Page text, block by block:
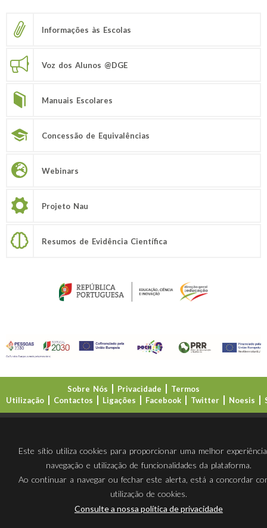
Informações às Escolas
Voz dos Alunos @DGE
Manuais Escolares
Concessão de Equivalências
Webinars
Projeto Nau
Resumos de Evidência Científica
Sobre Nós Privacidade
Termos
Utilização
Contactos Ligações Facebook Twitter Noesis
Este sítio utiliza cookies para proporcionar uma melhor
navegação e utilização de funcionalidades da plataforma.
Ao continuar a navegar ou fechar este alerta, está a concordar
utilização de cookies.
Consulte a nossa política de privacidade